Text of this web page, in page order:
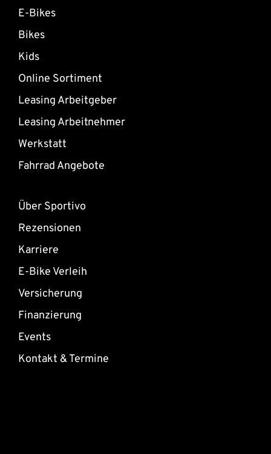
E-Bikes
Bikes
Kids
Online Sortiment
Leasing Arbeitgeber
Leasing Arbeitnehmer
Werkstatt
Fahrrad Angebote
Über Sportivo
Rezensionen
Karriere
E-Bike Verleih
Versicherung
Finanzierung
Events
Kontakt & Termine